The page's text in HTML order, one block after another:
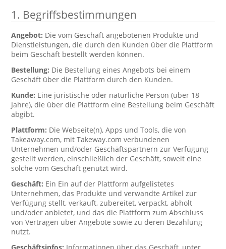
1. Begriffsbestimmungen
Angebot: Die vom Geschäft angebotenen Produkte und
Dienstleistungen, die durch den Kunden über die Plattform
beim Geschäft bestellt werden können.
Bestellung: Die Bestellung eines Angebots bei einem
Geschäft über die Plattform durch den Kunden.
Kunde: Eine juristische oder natürliche Person (über 18
Jahre), die über die Plattform eine Bestellung beim Geschäft
abgibt.
Plattform: Die Webseite(n), Apps und Tools, die von
Takeaway.com, mit Takeway.com verbundenen
Unternehmen und/oder Geschäftspartnern zur Verfügung
gestellt werden, einschließlich der Geschäft, soweit eine
solche vom Geschäft genutzt wird.
Geschäft: Ein Ein auf der Plattform aufgelistetes
Unternehmen, das Produkte und verwandte Artikel zur
Verfügung stellt, verkauft, zubereitet, verpackt, abholt
und/oder anbietet, und das die Plattform zum Abschluss
von Verträgen über Angebote sowie zu deren Bezahlung
nutzt.